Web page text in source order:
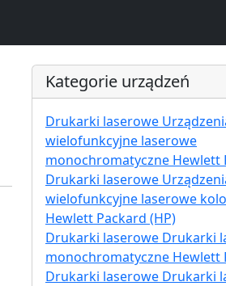
Kategorie urządzeń
Drukarki laserowe
wielofunkcyjne laserowe
monochromatyczne Hewlett
Drukarki laserowe
wielofunkcyjne laserowe
Hewlett Packard (HP)
Drukarki laserowe Drukarki
monochromatyczne Hewlett
Drukarki laserowe Drukarki